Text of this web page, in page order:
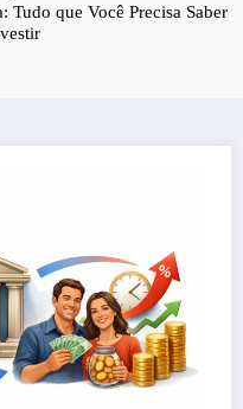
Tudo que Você Precisa Saber